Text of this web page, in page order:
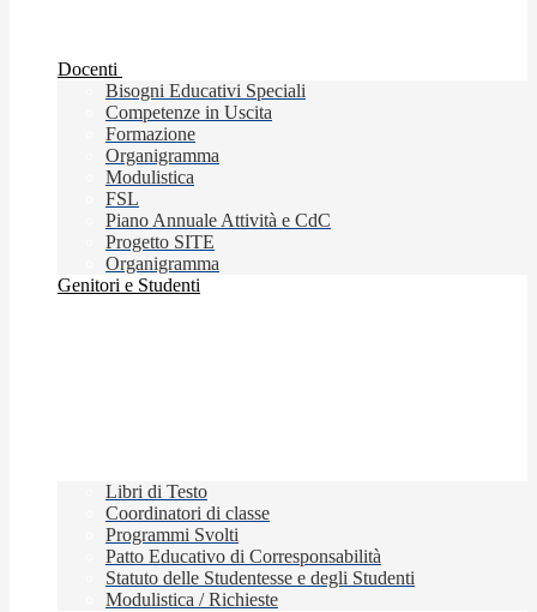
Docenti
Bisogni Educativi Speciali
Competenze in Uscita
Formazione
Organigramma
Modulistica
FSL
Piano Annuale Attività e CdC
Progetto SITE
Organigramma
Genitori e Studenti
Libri di Testo
Coordinatori di classe
Programmi Svolti
Patto Educativo di Corresponsabilità
Statuto delle Studentesse e degli Studenti
Modulistica / Richieste